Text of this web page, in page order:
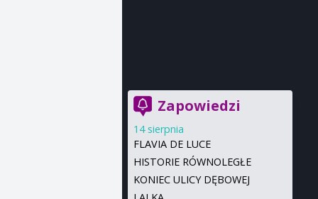
Zapowiedzi
14 sierpnia
FLAVIA DE LUCE
HISTORIE RÓWNOLEGŁE
KONIEC ULICY DĘBOWEJ